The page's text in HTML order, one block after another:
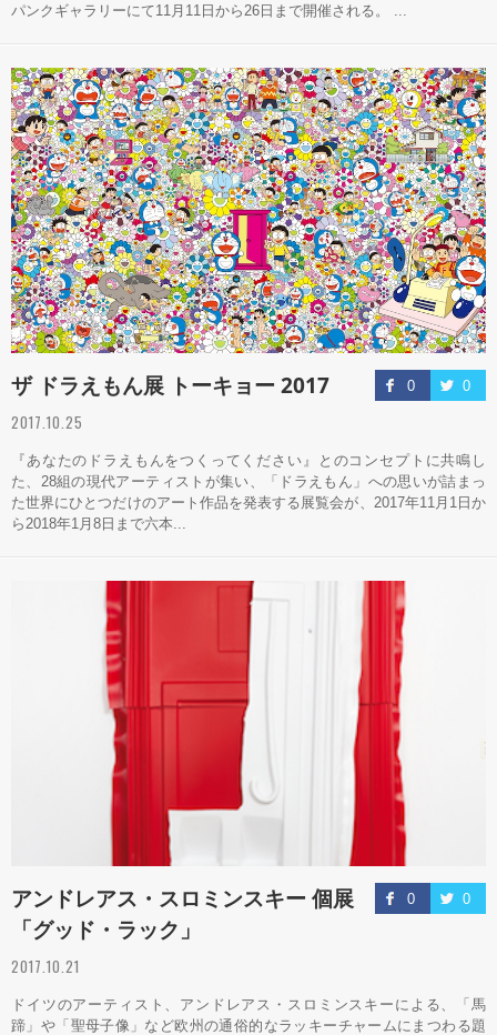
パンクギャラリーにて11月11日から26日まで開催される。 ...
0 0
ザ ドラえもん展 トーキョー 2017
2017.10.25
『あなたのドラえもんをつくってください』とのコンセプトに共鳴し
た、28組の現代アーティストが集い、「ドラえもん」への思いが詰まっ
た世界にひとつだけのアート作品を発表する展覧会が、2017年11月1日か
ら2018年1月8日まで六本...
0 0
アンドレアス・スロミンスキー 個展
「グッド・ラック」
2017.10.21
ドイツのアーティスト、アンドレアス・スロミンスキーによる、「馬
蹄」や「聖母子像」など欧州の通俗的なラッキーチャームにまつわる題